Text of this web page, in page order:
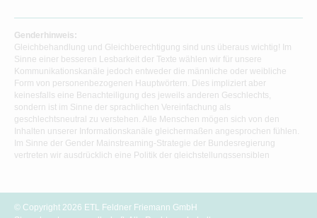
Genderhinweis:
Gleichbehandlung und Gleichberechtigung sind uns überaus wichtig! Im
Sinne einer besseren Lesbarkeit der Texte wählen wir für unsere
Kommunikationskanäle jedoch entweder die männliche oder weibliche
Form von personenbezogenen Hauptwörtern. Dies impliziert aber
keinesfalls eine Benachteiligung des jeweils anderen Geschlechts,
sondern ist im Sinne der sprachlichen Vereinfachung als
geschlechtsneutral zu verstehen. Alle Menschen mögen sich von den
Inhalten unserer Informationskanäle gleichermaßen angesprochen fühlen.
Im Sinne der Gender Mainstreaming-Strategie der Bundesregierung
vertreten wir ausdrücklich eine Politik der gleichstellungssensiblen
© Copyright 2026 ETL Feldner Friemann GmbH